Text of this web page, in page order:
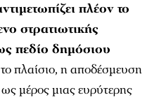
πλέον το
στρατιωτικής
πεδίο δημόσιου
πλαίσιο, η αποδέσμευση
μέρος μιας ευρύτερης